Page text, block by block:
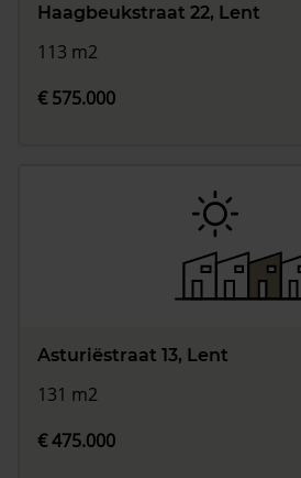
Haagbeukstraat 22, Lent
113 m2
€ 575.000
Asturiëstraat 13, Lent
131 m2
€ 475.000